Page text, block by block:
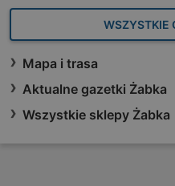
WSZYSTKIE
Mapa i trasa
Aktualne gazetki Żabka
Wszystkie sklepy Żabka